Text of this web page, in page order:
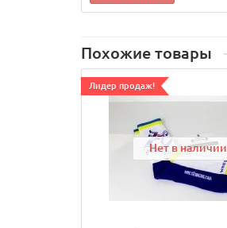
Похожие товары
Лидер продаж!
Нет в наличии